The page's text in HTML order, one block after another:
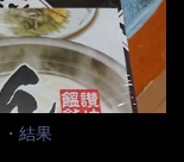
！となるでしょ
し＞注文は、裏注
は、理解出来ない
、行くのが店への
揚げうどん得を湯ナ
員はキョトンとし
結果